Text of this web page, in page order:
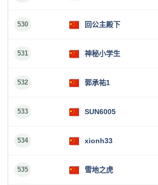
530 回公主殿下
531 神秘小学生
532 郭承祐1
533 SUN6005
534 xionh33
535 雪地之虎